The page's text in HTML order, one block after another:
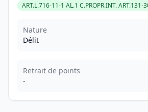
ART.L.716-11-1 AL.1 C.PROPR.INT. ART.131-
Nature
Délit
Retrait de points
-